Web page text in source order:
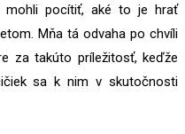
pocítiť, aké to je hrať
Mňa tá odvaha po chvíli
za takúto príležitosť, keďže
sa k nim v skutočnosti